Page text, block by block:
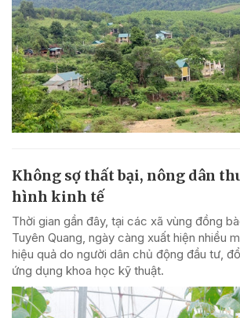
Không sợ thất bại, nông dân
hình kinh tế
Thời gian gần đây, tại các xã vùng đồng
Tuyên Quang, ngày càng xuất hiện nhiều
hiệu quả do người dân chủ động đầu tư,
ứng dụng khoa học kỹ thuật.